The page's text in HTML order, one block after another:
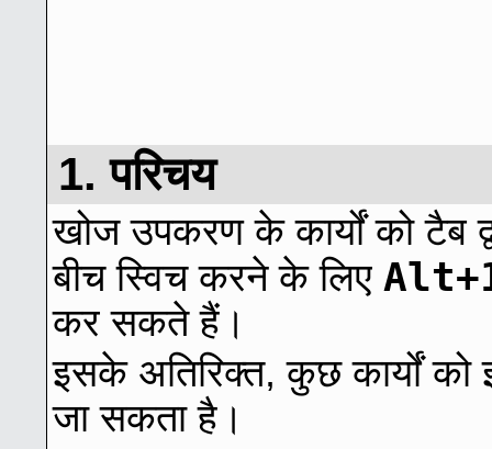
1. परिचय
खोज उपकरण के कार्यों को टैब
बीच स्विच करने के लिए
कर सकते हैं।
इसके अतिरिक्त, कुछ कार्यों
जा सकता है।